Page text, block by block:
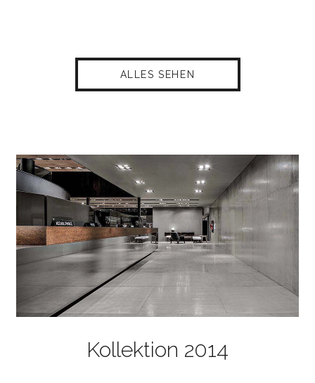
ALLES SEHEN
Kollektion 2014